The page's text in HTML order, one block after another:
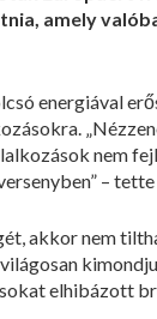
amely
energiával
nem
–
akkor nem
elhibázott